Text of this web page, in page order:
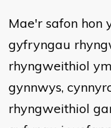
Mae'r safon hon
gyfryngau
rhyngweithiol
gynnwys,
rhyngweithiol